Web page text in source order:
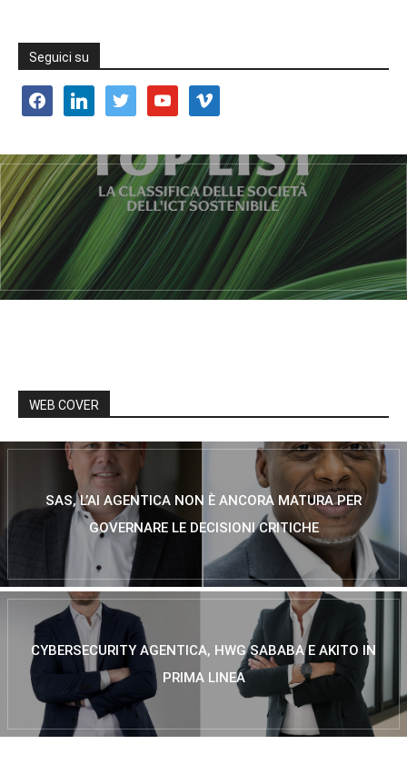
Seguici su
facebooklinkedin twitter youtube vimeo
WEB COVER
SAS, L’AI AGENTICA NON È ANCORA MATURA PER
GOVERNARE LE DECISIONI CRITICHE
CYBERSECURITY AGENTICA, HWG SABABA E AKITO IN
PRIMA LINEA